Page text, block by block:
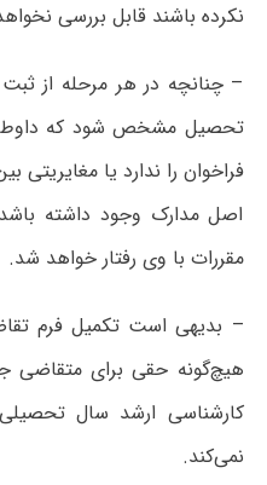
نکرده باشند قابل بررسی
– چنانچه در هر مرحله از
تحصیل مشخص شود که
فراخوان را ندارد یا مغایریتی
اصل مدارک وجود داشته
مقررات با وی رفتار خواهد شد.
– بدیهی است تکمیل فرم
هیچ‌گونه حقی برای متقاضی
نمی‌کند.